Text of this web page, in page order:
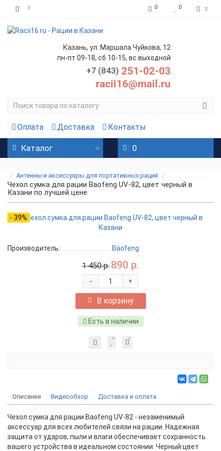
0 0
Казань, ул. Маршала Чуйкова, 12
пн-пт 09-18, сб 10-15, вс выходной
+7 (843) 251-02-03
racii16@mail.ru
Оплата Доставка Контакты
Каталог : 0
Антенны и аксессуары для портативных раций
Чехол сумка для рации Baofeng UV-82, цвет черный в
Казани по лучшей цене
- 39%
Производитель: Baofeng
1 450 р. 890 р.
+
-
В корзину
Есть в наличии
Описание Видеообзор Доставка и оплата
Чехол сумка для рации Baofeng UV-82 - незаменимый
аксессуар для всех любителей связи на рации. Надежная
защита от ударов, пыли и влаги обеспечивает сохранность
вашего устройства в идеальном состоянии. Черный цвет